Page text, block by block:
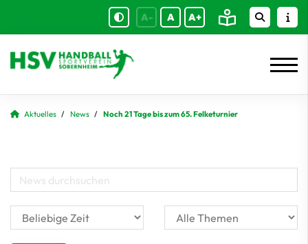
A- A A+
Aktuelles News Noch 21 Tage bis zum 65. Felketurnier